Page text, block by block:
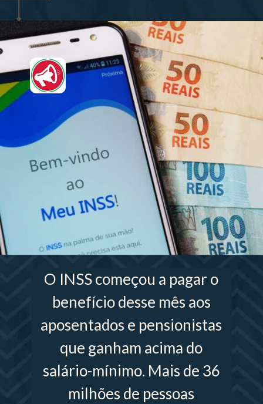
O INSS começou a pagar o
benefício desse mês aos
aposentados e pensionistas
que ganham acima do
salário-mínimo. Mais de 36
milhões de pessoas